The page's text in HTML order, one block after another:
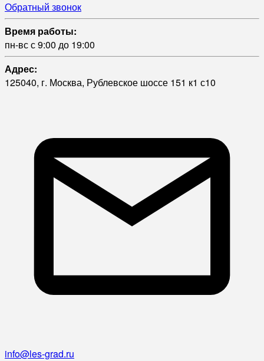
Обратный звонок
Время работы:
пн-вс с 9:00 до 19:00
Адрес:
125040, г. Москва, Рублевское шоссе 151 к1 с10
info@les-grad.ru